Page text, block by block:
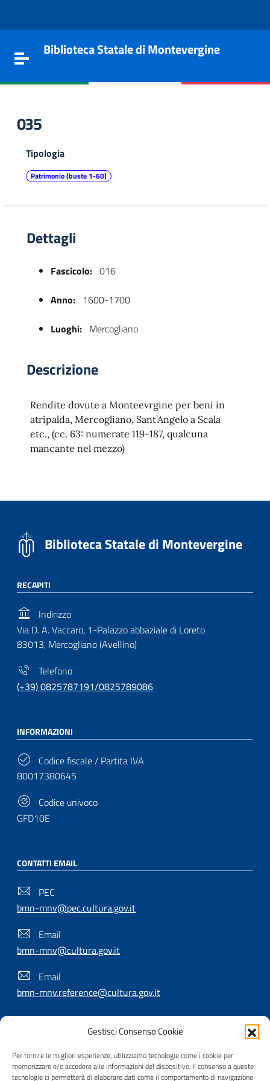
Gestisci Consenso Cookie
Per fornire le migliori esperienze, utilizziamo tecnologie come i cookie per
memorizzare e/o accedere alle informazioni del dispositivo. Il consenso a queste
tecnologie ci permetterà di elaborare dati come il comportamento di navigazione
Toggle navigation
Biblioteca Statale di Montevergine
035
Tipologia
Patrimonio (buste 1-60)
Dettagli
Fascicolo: 016
Anno: 1600-1700
Luoghi: Mercogliano
Descrizione
Rendite dovute a Monteevrgine per beni in
atripalda, Mercogliano, Sant’Angelo a Scala
etc., (cc. 63: numerate 119-187, qualcuna
mancante nel mezzo)
Biblioteca Statale di Montevergine
RECAPITI
Indirizzo
Via D. A. Vaccaro, 1-Palazzo abbaziale di Loreto
83013, Mercogliano (Avellino)
Telefono
(+39) 0825787191/0825789086
INFORMAZIONI
Codice fiscale / Partita IVA
80017380645
Codice univoco
GFD10E
CONTATTI EMAIL
PEC
bmn-mnv@pec.cultura.gov.it
Email
bmn-mnv@cultura.gov.it
Email
bmn-mnv.reference@cultura.gov.it